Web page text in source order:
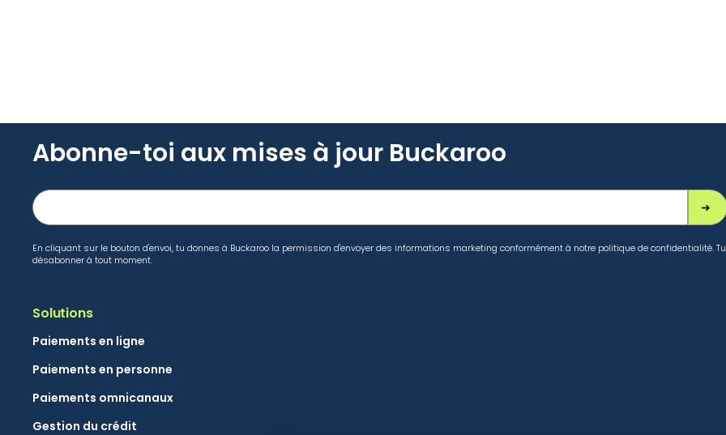
Abonne-toi aux mises à jour Buckaroo
En cliquant sur le bouton d'envoi, tu donnes à Buckaroo la permission d'envoyer des informations marketing conformément à notre politique de confidentialité.
désabonner à tout moment.
Solutions
Paiements en ligne
Paiements en personne
Paiements omnicanaux
Gestion du crédit